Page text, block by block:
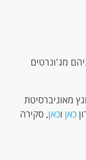
מג'ונרטים
מאוניברסיטת
כאן וכאן, סקירה